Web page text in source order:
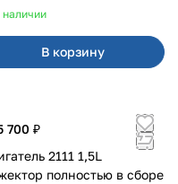
2, Датсун нового
наличии
В корзину
700 ₽
2111 1,5L
полностью в сборе